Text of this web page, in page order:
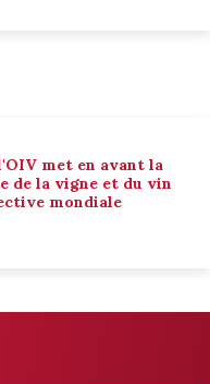
met en avant la
de la vigne et du vin
mondiale